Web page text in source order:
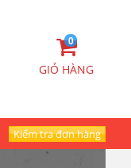
0
GIỎ HÀNG
Kiểm tra đơn hàng